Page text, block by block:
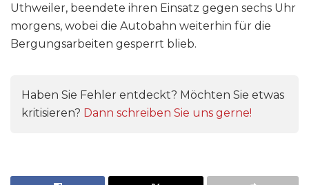
Uthweiler, beendete ihren Einsatz gegen sechs Uhr
morgens, wobei die Autobahn weiterhin für die
Bergungsarbeiten gesperrt blieb.
Haben Sie Fehler entdeckt? Möchten Sie etwas
kritisieren? Dann schreiben Sie uns gerne!